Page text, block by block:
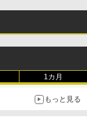
1カ月
もっと見る